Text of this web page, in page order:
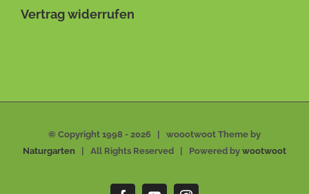
Vertrag widerrufen
© Copyright 1998 - 2026 | woootwoot Theme by
Naturgarten | All Rights Reserved | Powered by wootwoot